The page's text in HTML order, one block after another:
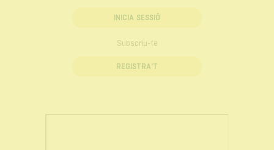
INICIA SESSIÓ
Subscriu-te
REGISTRA'T